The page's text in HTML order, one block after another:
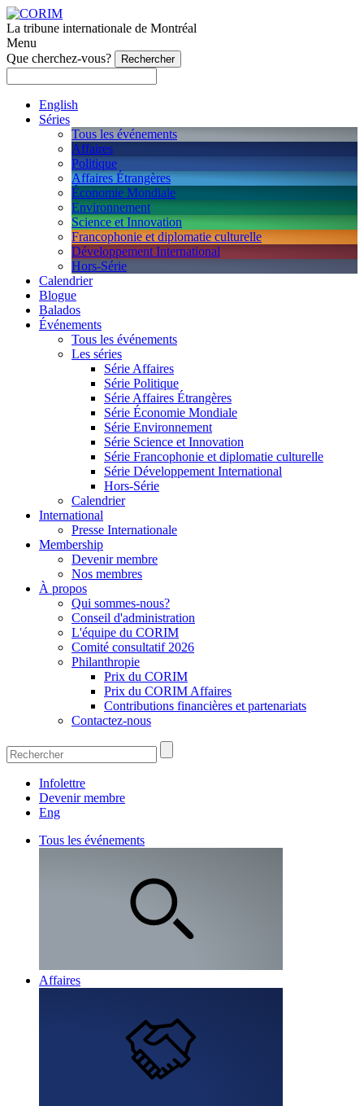
La tribune internationale de Montréal
Menu
Que cherchez-vous?
English
Séries
Tous les événements
Affaires
Politique
Affaires Étrangères
Économie Mondiale
Environnement
Science et Innovation
Francophonie et diplomatie culturelle
Développement International
Hors-Série
Calendrier
Blogue
Balados
Événements
Tous les événements
Les séries
Série Affaires
Série Politique
Série Affaires Étrangères
Série Économie Mondiale
Série Environnement
Série Science et Innovation
Série Francophonie et diplomatie culturelle
Série Développement International
Hors-Série
Calendrier
International
Presse Internationale
Membership
Devenir membre
Nos membres
À propos
Qui sommes-nous?
Conseil d'administration
L'équipe du CORIM
Comité consultatif 2026
Philanthropie
Prix du CORIM
Prix du CORIM Affaires
Contributions financières et partenariats
Contactez-nous
Infolettre
Devenir membre
Eng
Tous les événements
Affaires